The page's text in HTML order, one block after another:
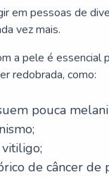
em pessoas de
vez mais.
a pele é essencial
redobrada, como:
pouca
de câncer de